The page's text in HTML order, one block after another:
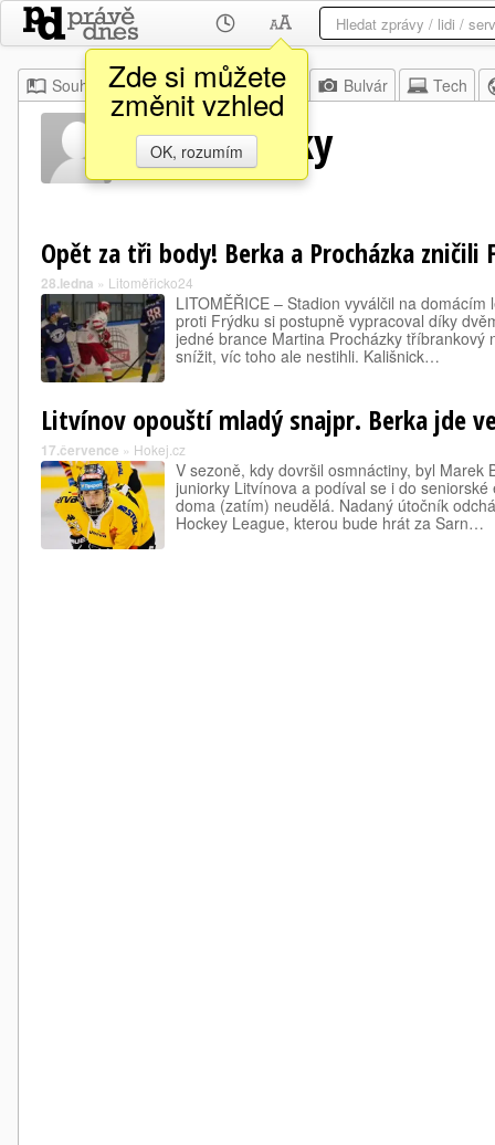
Zde si můžete
změnit vzhled
OK, rozumím
Souhrn Moje Z domova Bulvár Tech
Marka Berky
Opět za tři body! Berka a Procházka zničili
28.ledna » Litoměřicko24
LITOMĚŘICE – Stadion vyválčil na
proti Frýdku si postupně vypracoval díky
jedné brance Martina Procházky tříbrankový
snížit, víc toho ale nestihli. Kališnick…
Litvínov opouští mladý snajpr. Berka jde
17.července » Hokej.cz
V sezoně, kdy dovršil osmnáctiny, byl Marek
juniorky Litvínova a podíval se i do
doma (zatím) neudělá. Nadaný útočník
Hockey League, kterou bude hrát za Sarn…